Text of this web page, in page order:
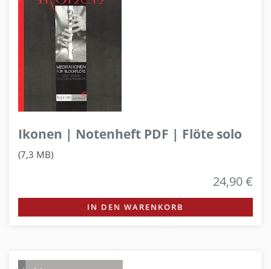
Ikonen | Notenheft PDF | Flöte solo
(7,3 MB)
24,90 €
IN DEN WARENKORB